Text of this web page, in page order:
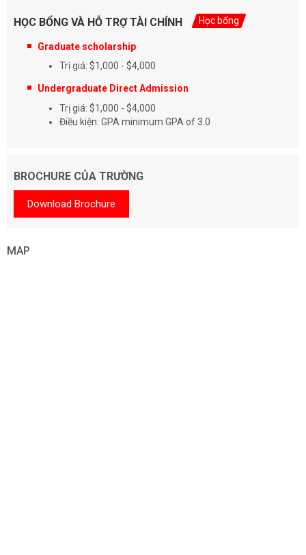
HỌC BỔNG VÀ HỖ TRỢ TÀI CHÍNH Học bổng
Graduate scholarship
Trị giá: $1,000 - $4,000
Undergraduate Direct Admission
Trị giá: $1,000 - $4,000
Điều kiện: GPA minimum GPA of 3.0
BROCHURE CỦA TRƯỜNG
Download Brochure
MAP